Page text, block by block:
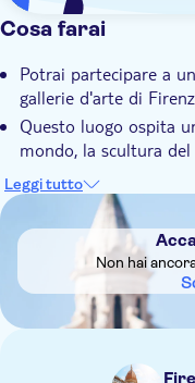
Cosa farai
Potrai partecipare a
gallerie d'arte di
Questo luogo ospita
mondo, la scultura
Il programma prevede
non devi
Non vedrai solo
creativo e di
La guida del tour,
grado di rispondere
Leggi tutto
DSA1Accademia di
Non hai